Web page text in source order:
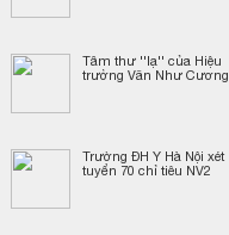
Tâm thư ''lạ'' của Hiệu
trưởng Văn Như Cương
Trường ĐH Y Hà Nội xét
tuyển 70 chỉ tiêu NV2